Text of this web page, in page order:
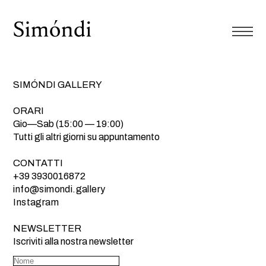
SIMÓNDI GALLERY
ORARI
Gio—Sab (15:00 — 19:00)
Tutti gli altri giorni su appuntamento
CONTATTI
+39 3930016872
info@simondi.gallery
Instagram
NEWSLETTER
Iscriviti alla nostra newsletter